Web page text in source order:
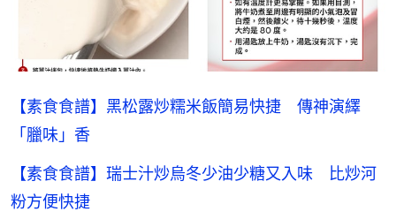
【素食食譜】黑松露炒糯米飯簡易快捷 傳神演繹
「臘味」香
【素食食譜】瑞士汁炒烏冬少油少糖又入味 比炒河
粉方便快捷